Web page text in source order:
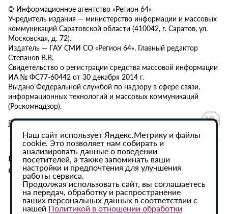
© Информационное агентство «Регион 64»
Учредитель издания — министерство информации и массовых
коммуникаций Саратовской области (410042, г. Саратов, ул.
Московская, д. 72).
Издатель — ГАУ СМИ СО «Регион 64». Главный редактор
Степанов В.В.
Свидетельство о регистрации средства массовой информации
ИА № ФС77-60442 от 30 декабря 2014 г.
Выдано Федеральной службой по надзору в сфере связи,
информационных технологий и массовых коммуникаций
(Роскомнадзор).
Политика в отношении обработки персональных данных
При использовании материалов сайта активная
гиперссылка на ИА «Регион 64» обязательна.
Наш сайт использует Яндекс.Метрику и файлы
cookie. Это позволяет нам собирать и
анализировать данные о поведении
посетителей, а также запоминать ваши
настройки и предпочтения для улучшения
работы сервиса.
Продолжая использовать сайт, вы соглашаетесь
на передач, обработку и распространение
ваших персональных данных в соответствии с
нашей Политикой в отношении обработки